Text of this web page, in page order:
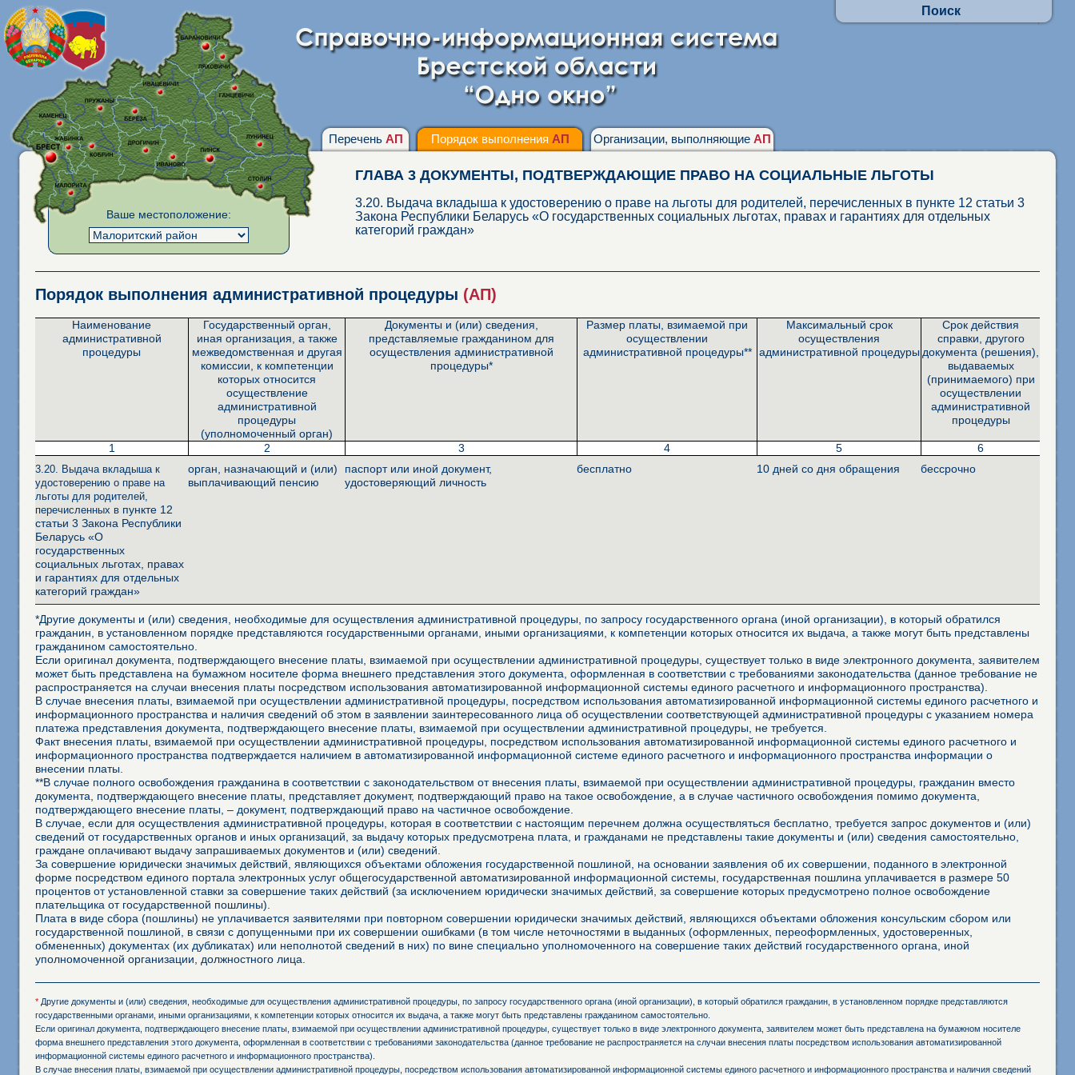
Ваше местоположение:
Поиск
Перечень АП Порядок выполнения АП Организации, выполняющие АП
ГЛАВА 3 ДОКУМЕНТЫ, ПОДТВЕРЖДАЮЩИЕ ПРАВО НА СОЦИАЛЬНЫЕ ЛЬГОТЫ
3.20. Выдача вкладыша к удостоверению о праве на льготы для родителей, перечисленных в пункте 12 статьи 3
Закона Республики Беларусь «О государственных социальных льготах, правах и гарантиях для отдельных
категорий граждан»
Порядок выполнения административной процедуры (АП)
Наименование
административной
процедуры
Государственный орган,
иная организация, а также
межведомственная и другая
комиссии, к компетенции
которых относится
осуществление
административной
процедуры
(уполномоченный орган)
Документы и (или) сведения,
представляемые гражданином для
осуществления административной
процедуры*
Размер платы, взимаемой при
осуществлении
административной процедуры**
Максимальный срок
осуществления
административной процедуры
Срок действия
справки, другого
документа (решения),
выдаваемых
(принимаемого) при
осуществлении
административной
процедуры
1 2 3 4 5 6
3.20. Выдача вкладыша к
удостоверению о праве на
льготы для родителей,
перечисленных в пункте 12
статьи 3 Закона Республики
Беларусь «О
государственных
социальных льготах, правах
и гарантиях для отдельных
категорий граждан»
орган, назначающий и (или)
выплачивающий пенсию
паспорт или иной документ,
удостоверяющий личность
бесплатно 10 дней со дня обращения бессрочно
*Другие документы и (или) сведения, необходимые для осуществления административной процедуры, по запросу государственного органа (иной организации), в который обратился
гражданин, в установленном порядке представляются государственными органами, иными организациями, к компетенции которых относится их выдача, а также могут быть представлены
гражданином самостоятельно.
Если оригинал документа, подтверждающего внесение платы, взимаемой при осуществлении административной процедуры, существует только в виде электронного документа, заявителем
может быть представлена на бумажном носителе форма внешнего представления этого документа, оформленная в соответствии с требованиями законодательства (данное требование не
распространяется на случаи внесения платы посредством использования автоматизированной информационной системы единого расчетного и информационного пространства).
В случае внесения платы, взимаемой при осуществлении административной процедуры, посредством использования автоматизированной информационной системы единого расчетного и
информационного пространства и наличия сведений об этом в заявлении заинтересованного лица об осуществлении соответствующей административной процедуры с указанием номера
платежа представления документа, подтверждающего внесение платы, взимаемой при осуществлении административной процедуры, не требуется.
Факт внесения платы, взимаемой при осуществлении административной процедуры, посредством использования автоматизированной информационной системы единого расчетного и
информационного пространства подтверждается наличием в автоматизированной информационной системе единого расчетного и информационного пространства информации о
внесении платы.
**В случае полного освобождения гражданина в соответствии с законодательством от внесения платы, взимаемой при осуществлении административной процедуры, гражданин вместо
документа, подтверждающего внесение платы, представляет документ, подтверждающий право на такое освобождение, а в случае частичного освобождения помимо документа,
подтверждающего внесение платы, – документ, подтверждающий право на частичное освобождение.
В случае, если для осуществления административной процедуры, которая в соответствии с настоящим перечнем должна осуществляться бесплатно, требуется запрос документов и (или)
сведений от государственных органов и иных организаций, за выдачу которых предусмотрена плата, и гражданами не представлены такие документы и (или) сведения самостоятельно,
граждане оплачивают выдачу запрашиваемых документов и (или) сведений.
За совершение юридически значимых действий, являющихся объектами обложения государственной пошлиной, на основании заявления об их совершении, поданного в электронной
форме посредством единого портала электронных услуг общегосударственной автоматизированной информационной системы, государственная пошлина уплачивается в размере 50
процентов от установленной ставки за совершение таких действий (за исключением юридически значимых действий, за совершение которых предусмотрено полное освобождение
плательщика от государственной пошлины).
Плата в виде сбора (пошлины) не уплачивается заявителями при повторном совершении юридически значимых действий, являющихся объектами обложения консульским сбором или
государственной пошлиной, в связи с допущенными при их совершении ошибками (в том числе неточностями в выданных (оформленных, переоформленных, удостоверенных,
обмененных) документах (их дубликатах) или неполнотой сведений в них) по вине специально уполномоченного на совершение таких действий государственного органа, иной
уполномоченной организации, должностного лица.
* Другие документы и (или) сведения, необходимые для осуществления административной процедуры, по запросу государственного органа (иной организации), в который обратился гражданин, в установленном порядке представляются
государственными органами, иными организациями, к компетенции которых относится их выдача, а также могут быть представлены гражданином самостоятельно.
Если оригинал документа, подтверждающего внесение платы, взимаемой при осуществлении административной процедуры, существует только в виде электронного документа, заявителем может быть представлена на бумажном носителе
форма внешнего представления этого документа, оформленная в соответствии с требованиями законодательства (данное требование не распространяется на случаи внесения платы посредством использования автоматизированной
информационной системы единого расчетного и информационного пространства).
В случае внесения платы, взимаемой при осуществлении административной процедуры, посредством использования автоматизированной информационной системы единого расчетного и информационного пространства и наличия сведений